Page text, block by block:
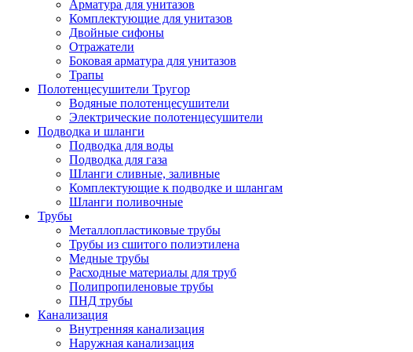
Арматура для унитазов
Комплектующие для унитазов
Двойные сифоны
Отражатели
Боковая арматура для унитазов
Трапы
Полотенцесушители Тругор
Водяные полотенцесушители
Электрические полотенцесушители
Подводка и шланги
Подводка для воды
Подводка для газа
Шланги сливные, заливные
Комплектующие к подводке и шлангам
Шланги поливочные
Трубы
Металлопластиковые трубы
Трубы из сшитого полиэтилена
Медные трубы
Расходные материалы для труб
Полипропиленовые трубы
ПНД трубы
Канализация
Внутренняя канализация
Наружная канализация